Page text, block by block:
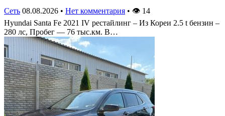
Сеть 08.08.2026 • Нет комментария • 👁 14
Hyundai Santa Fe 2021 IV рестайлинг – Из Кореи 2.5 t бензин –
280 лс, Пробег — 76 тыс.км. В…